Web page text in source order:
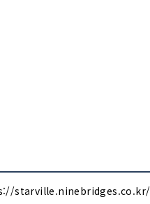
starville.ninebridges.co.kr/